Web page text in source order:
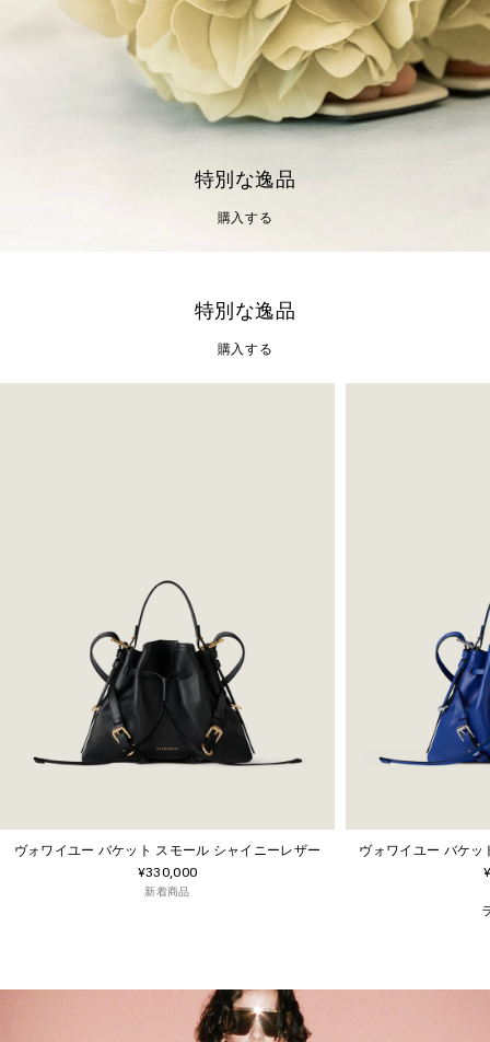
特別な逸品
購入する
特別な逸品
購入する
ヴォワイユー バケット スモール シャイニーレザー
¥330,000
新着商品
ヴォワイユー バケッ